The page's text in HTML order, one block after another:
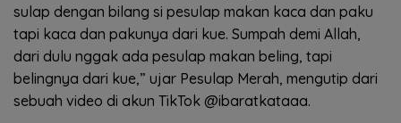
sulap dengan bilang si pesulap makan kaca dan paku
tapi kaca dan pakunya dari kue. Sumpah demi Allah,
dari dulu nggak ada pesulap makan beling, tapi
belingnya dari kue,” ujar Pesulap Merah, mengutip dari
sebuah video di akun TikTok @ibaratkataaa.